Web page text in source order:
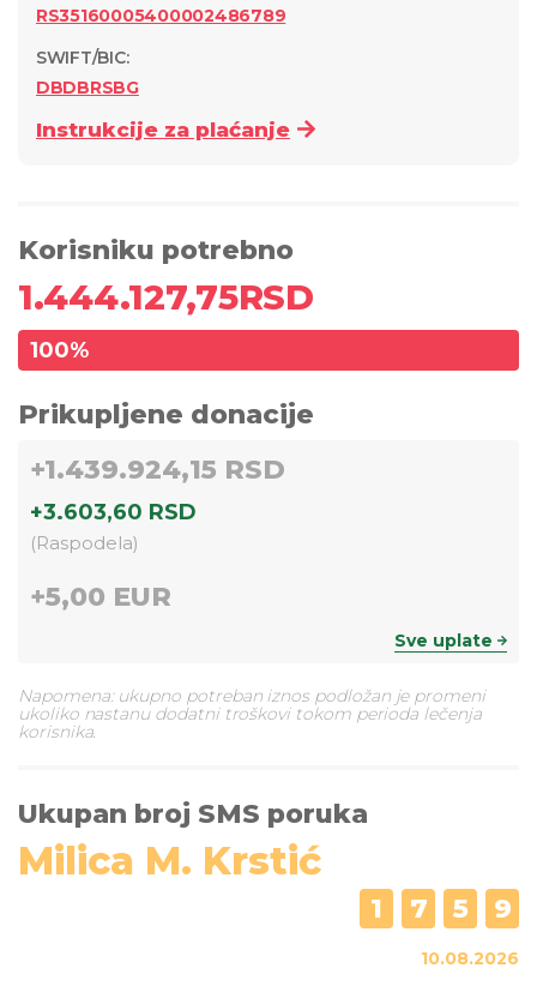
RS35160005400002486789
SWIFT/BIC:
DBDBRSBG
Instrukcije za plaćanje
Korisniku potrebno
1.444.127,75RSD
100%
Prikupljene donacije
+1.439.924,15 RSD
+3.603,60 RSD
(Raspodela)
+5,00 EUR
Sve uplate
Napomena: ukupno potreban iznos podložan je promeni
ukoliko nastanu dodatni troškovi tokom perioda lečenja
korisnika.
Ukupan broj SMS poruka
Milica M. Krstić
1 7 5 9
10.08.2026